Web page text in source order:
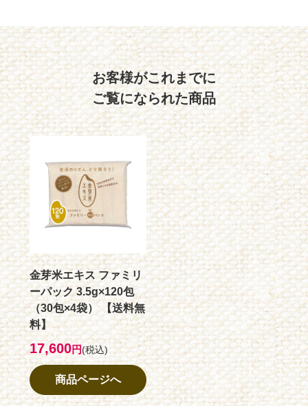
お客様がこれまでに
ご覧になられた商品
金芽米エキス ファミリ
ーパック 3.5g×120包
（30包×4袋） 【送料無
料】
17,600円(税込)
商品ページへ